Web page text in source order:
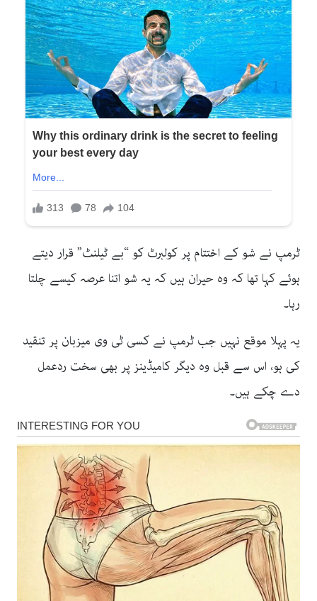
ٹرمپ نے شو کے اختتام پر کولبرٹ کو “بے ٹیلنٹ” قرار دیتے
ہوئے کہا تھا کہ وہ حیران ہیں کہ یہ شو اتنا عرصہ کیسے چلتا
رہا۔
یہ پہلا موقع نہیں جب ٹرمپ نے کسی ٹی وی میزبان پر تنقید
کی ہو، اس سے قبل وہ دیگر کامیڈینز پر بھی سخت ردعمل
دے چکے ہیں۔